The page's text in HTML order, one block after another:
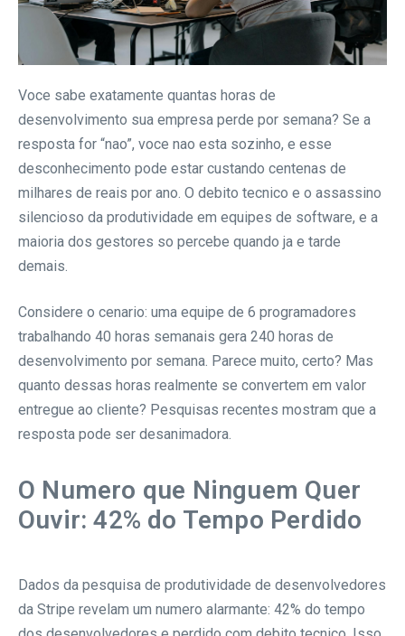
Voce sabe exatamente quantas horas de
desenvolvimento sua empresa perde por semana? Se a
resposta for “nao”, voce nao esta sozinho, e esse
desconhecimento pode estar custando centenas de
milhares de reais por ano. O debito tecnico e o assassino
silencioso da produtividade em equipes de software, e a
maioria dos gestores so percebe quando ja e tarde
demais.
Considere o cenario: uma equipe de 6 programadores
trabalhando 40 horas semanais gera 240 horas de
desenvolvimento por semana. Parece muito, certo? Mas
quanto dessas horas realmente se convertem em valor
entregue ao cliente? Pesquisas recentes mostram que a
resposta pode ser desanimadora.
O Numero que Ninguem Quer
Ouvir: 42% do Tempo Perdido
Dados da pesquisa de produtividade de desenvolvedores
da Stripe revelam um numero alarmante: 42% do tempo